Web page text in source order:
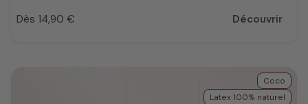
Prix
Dès 14,90 € Découvrir
Coco
Latex 100% naturel